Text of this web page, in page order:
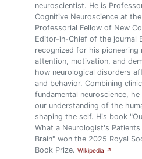
neuroscientist. He is
Cognitive Neuroscience at
Professorial Fellow of New
Editor-in-Chief of the journal
recognized for his pioneering
attention, motivation, and
how neurological disorders
and behavior. Combining
fundamental neuroscience,
our understanding of the
shaping the self. His book
What a Neurologist's
Brain" won the 2025 Royal
Book Prize. Wikipedia ↗